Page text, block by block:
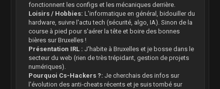
fonctionnent les configs et les mécaniques derrière.
Loisirs / Hobbies: L'informatique en général, bidouiller du
hardware, suivre l'actu tech (sécurité, algo, IA). Sinon de la
course à pied pour s'aérer la tête et boire des bonnes
bières sur Bruxelles !
Présentation IRL : J'habite à Bruxelles et je bosse dans le
secteur du web (rien de très trépidant, gestion de projets
numériques).
Pourquoi Cs-Hackers ?: Je cherchais des infos sur
l'évolution des anti-cheats récents et je suis tombé sur